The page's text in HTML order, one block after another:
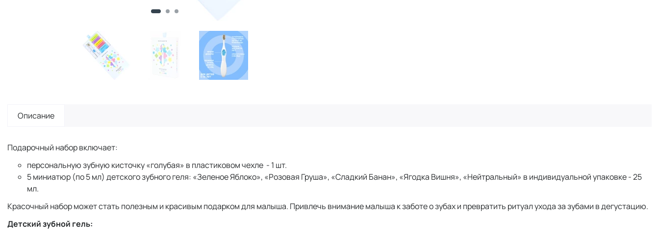
Описание
Подарочный набор включает:
персональную зубную кисточку «голубая» в пластиковом чехле - 1 шт.
5 миниатюр (по 5 мл) детского зубного геля: «Зеленое Яблоко», «Розовая Груша», «Сладкий Банан», «Ягодка Вишня», «Нейтральный» в индивидуальной упаковке - 25
мл.
Красочный набор может стать полезным и красивым подарком для малыша. Привлечь внимание малыша к заботе о зубах и превратить ритуал ухода за зубами в дегустацию.
Детский зубной гель: